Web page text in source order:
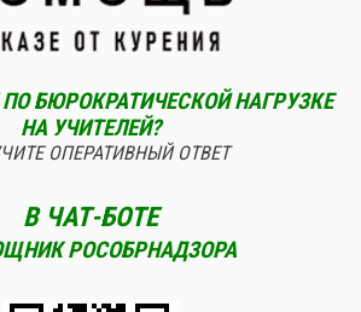
БЮРОКРАТИЧЕСКОЙ НАГРУЗКЕ
НА УЧИТЕЛЕЙ?
ОПЕРАТИВНЫЙ ОТВЕТ
В ЧАТ-БОТЕ
РОСОБРНАДЗОРА